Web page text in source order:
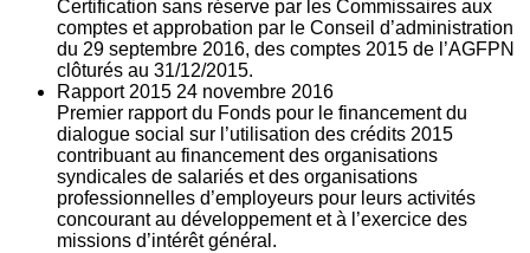
Certification sans réserve par les Commissaires aux
comptes et approbation par le Conseil d’administration
du 29 septembre 2016, des comptes 2015 de l’AGFPN
clôturés au 31/12/2015.
Rapport 2015 24 novembre 2016
Premier rapport du Fonds pour le financement du
dialogue social sur l’utilisation des crédits 2015
contribuant au financement des organisations
syndicales de salariés et des organisations
professionnelles d’employeurs pour leurs activités
concourant au développement et à l’exercice des
missions d’intérêt général.